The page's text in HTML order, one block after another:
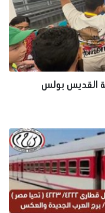
القديس بولس